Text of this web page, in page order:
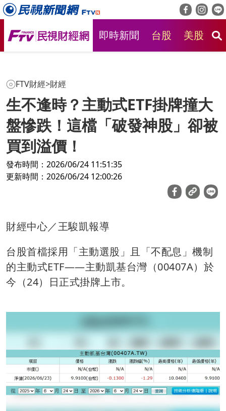
即時新聞 台股 美股
FTV財經>財經
生不逢時？主動式ETF掛牌撞大
盤慘跌！這檔「破發神股」卻被
買到溢價！
發布時間：2026/06/24 11:51:35
更新時間：2026/06/24 12:00:26
財經中心／王駿凱報導
台股首檔採用「主動選股」且「不配息」機制
的主動式ETF——主動凱基台灣（00407A）於
今（24）日正式掛牌上市。